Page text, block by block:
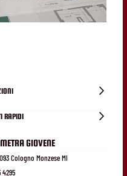
GIOVENE
RAPIDI
Cologno Monzese MI
4295